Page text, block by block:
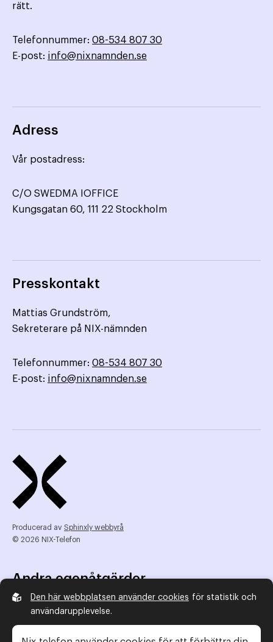
rätt.
Telefonnummer: 08-534 807 30
E-post: info@nixnamnden.se
Adress
Vår postadress:
C/O SWEDMA IOFFICE
Kungsgatan 60, 111 22 Stockholm
Presskontakt
Mattias Grundström,
Sekreterare på NIX-nämnden
Telefonnummer: 08-534 807 30
E-post: info@nixnamnden.se
Producerad av Sphinxly webbyrå
© 2026 NIX-Telefon
Andra egenåtgärder
NIX Telefon
NIX addresserat
Reklamombudsmannen
Den här webbplatsen använder cookies för statistik och
användarupplevelse.